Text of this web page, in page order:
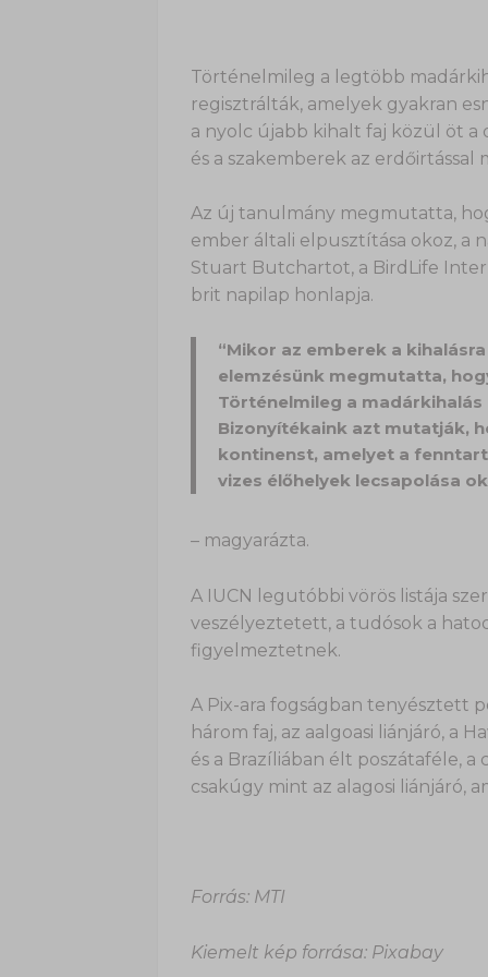
Történelmileg a legtöbb
regisztrálták, amelyek gyakran
a nyolc újabb kihalt faj közül öt a
és a szakemberek az
Az új tanulmány megmutatta,
ember általi elpusztítása okoz, a
Stuart Butchartot, a BirdLife
brit napilap honlapja.
“Mikor az emberek a
elemzésünk megmutatta,
Történelmileg a
Bizonyítékaink azt mutatják,
kontinenst, amelyet a
vizes élőhelyek lecsapolása
– magyarázta.
A IUCN legutóbbi vörös listája
veszélyeztetett, a tudósok a
figyelmeztetnek.
A Pix-ara fogságban tenyésztett
három faj, az aalgoasi liánjáró, a
és a Brazíliában élt poszátaféle,
csakúgy mint az alagosi liánjáró,
Forrás: MTI
Kiemelt kép forrása: Pixabay